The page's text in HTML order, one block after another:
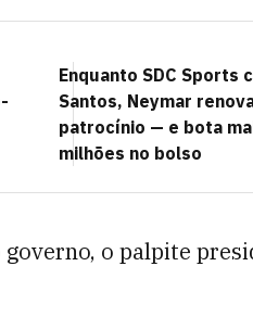
Enquanto SDC Sports
Santos, Neymar
patrocínio — e bota
milhões no bolso
o palpite